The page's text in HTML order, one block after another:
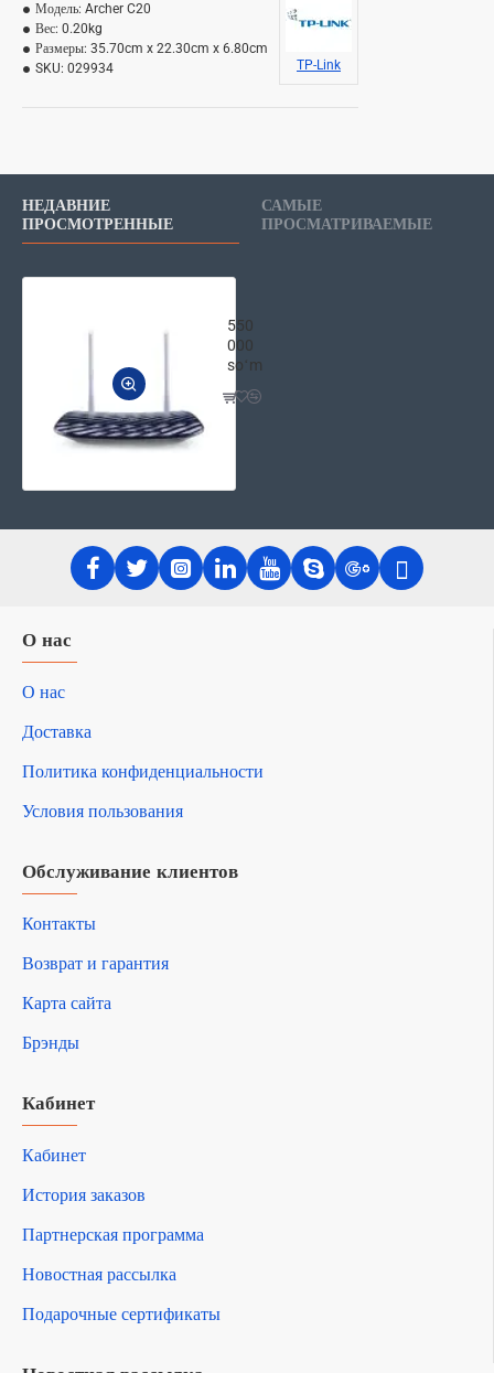
Модель: Archer C20
Вес: 0.20kg
Размеры: 35.70cm x 22.30cm x 6.80cm
SKU: 029934 TP-Link
НЕДАВНИЕ
ПРОСМОТРЕННЫЕ
САМЫЕ
ПРОСМАТРИВАЕМЫЕ
550
000
soʻm
О нас
О нас
Доставка
Политика конфиденциальности
Условия пользования
Обслуживание клиентов
Контакты
Возврат и гарантия
Карта сайта
Брэнды
Кабинет
Кабинет
История заказов
Партнерская программа
Новостная рассылка
Подарочные сертификаты